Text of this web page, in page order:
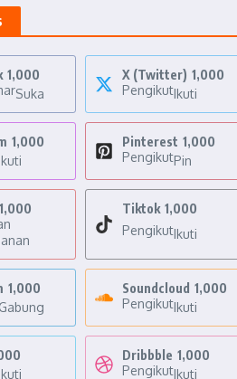
1,000
Suka
X (Twitter) 1,000
PengikutIkuti
1,000
Pinterest 1,000
PengikutPin
1,000
Tiktok 1,000
PengikutIkuti
1,000
Gabung
Soundcloud 1,000
PengikutIkuti
Dribbble 1,000
PengikutIkuti